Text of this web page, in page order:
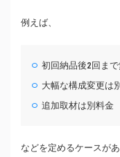
例えば、
初回納品後2回ま
大幅な構成変更は
追加取材は別料金
などを定めるケースがあ